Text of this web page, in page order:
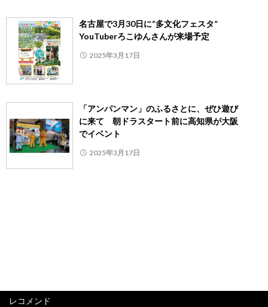
名古屋で3月30日に“多文化フェスタ”
YouTuberろこゆんさんが来場予定
2025年3月17日
「アンパンマン」のふるさとに、ぜひ遊び
に来て 朝ドラスタート前に高知県が大阪
でイベント
2025年3月17日
レコメンド